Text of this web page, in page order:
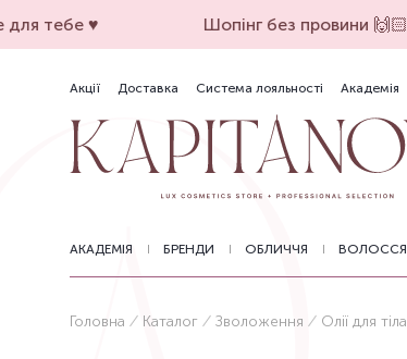
тебе ♥️ Шопінг без провини 🙌🏻
Акції Доставка Система лояльності Академія
АКАДЕМІЯ БРЕНДИ ОБЛИЧЧЯ ВОЛОССЯ
Головна Каталог Зволоження Олії для тіла